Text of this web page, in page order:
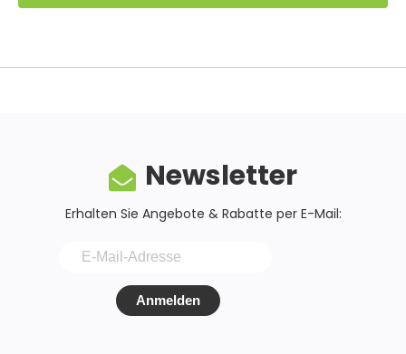
Newsletter
Erhalten Sie Angebote & Rabatte per E-Mail:
Anmelden